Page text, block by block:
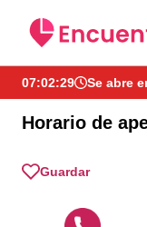
07:02:29 Se abre
Horario de
Guardar